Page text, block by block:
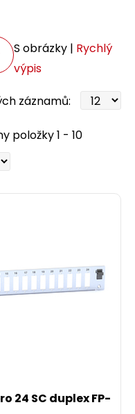
S obrázky | Rychlý
výpis
záznamů:
položky 1 - 10